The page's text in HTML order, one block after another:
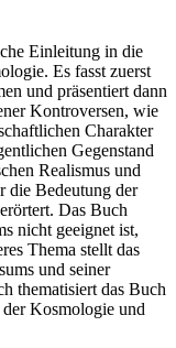
Einleitung in die
Es fasst zuerst
und präsentiert dann
Kontroversen, wie
Charakter
Gegenstand
Realismus und
die Bedeutung der
Das Buch
nicht geeignet ist,
Thema stellt das
und seiner
thematisiert das Buch
Kosmologie und